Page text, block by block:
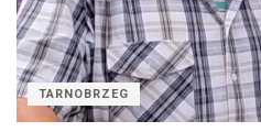
TARNOBRZEG